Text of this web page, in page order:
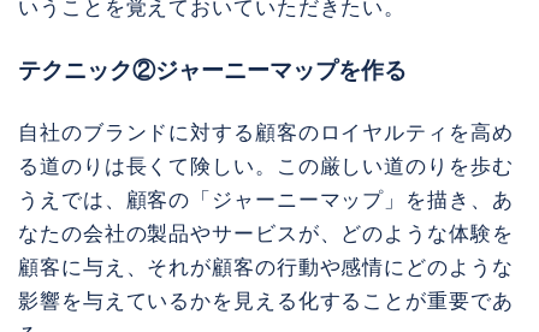
いうことを覚えておいていただきたい。
テクニック②ジャーニーマップを作る
自社のブランドに対する顧客のロイヤルティを高め
る道のりは長くて険しい。この厳しい道のりを歩む
うえでは、顧客の「ジャーニーマップ」を描き、あ
なたの会社の製品やサービスが、どのような体験を
顧客に与え、それが顧客の行動や感情にどのような
影響を与えているかを見える化することが重要であ